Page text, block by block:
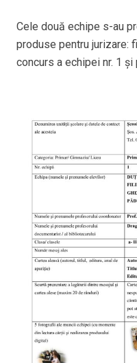
Cele două echipe s-au
produse pentru jurizare:
concurs a echipei nr. 1